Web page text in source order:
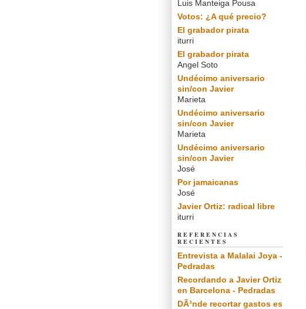
Luis Manteiga Pousa
Votos: ¿A qué precio?
El grabador pirata
iturri
El grabador pirata
Angel Soto
Undécimo aniversario
sin/con Javier
Marieta
Undécimo aniversario
sin/con Javier
Marieta
Undécimo aniversario
sin/con Javier
José
Por jamaicanas
José
Javier Ortiz: radical libre
iturri
REFERENCIAS
RECIENTES
Entrevista a Malalai Joya -
Pedradas
Recordando a Javier Ortiz
en Barcelona - Pedradas
DÃ³nde recortar gastos es